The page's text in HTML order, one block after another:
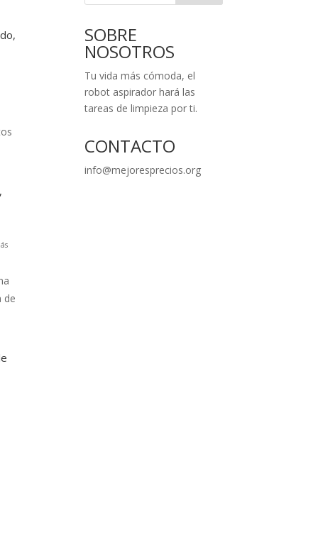
de
SOBRE
NOSOTROS
Tu vida más cómoda, el
robot aspirador hará las
tareas de limpieza por ti.
CONTACTO
info@mejoresprecios.org